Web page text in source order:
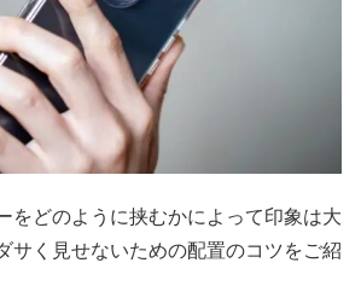
をどのように挟むかによって印象は大
サく見せないための配置のコツをご紹